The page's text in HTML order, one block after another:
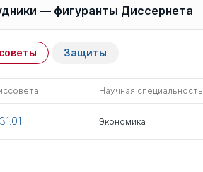
— фигуранты Диссернета
Степень
Петр
д.тех.н. 0
Защиты
Научная специальность
Экономика